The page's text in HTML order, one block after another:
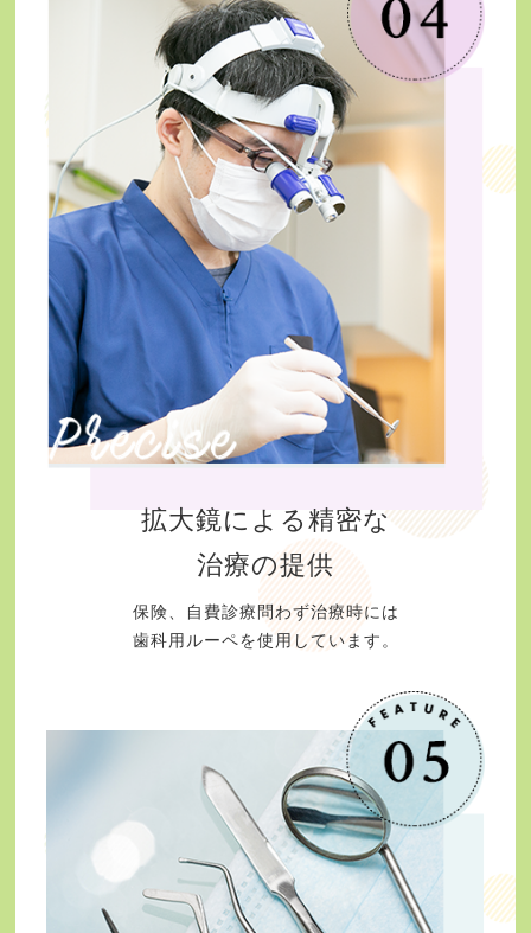
拡大鏡による精密な
治療の提供
保険、自費診療問わず治療時には
歯科用ルーペを使用しています。